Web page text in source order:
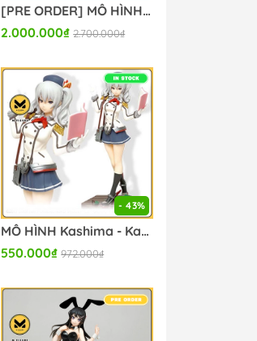
[PRE ORDER] MÔ HÌNH Kurama - Yu Yu Hakusho - Dressta (Taito) FIGURE CHÍNH HÃNG
2.000.000₫ 2.700.000₫
- 43%
MÔ HÌNH Kashima - Kantai Collection ~KanColle~ - Kyouikuchuu (Taito) FIGURE CHÍNH HÃNG
550.000₫ 972.000₫